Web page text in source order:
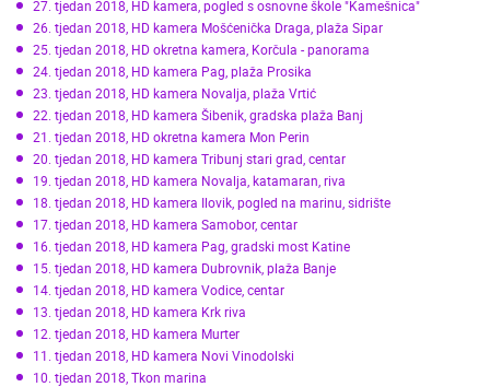
27. tjedan 2018, HD kamera, pogled s osnovne škole "Kamešnica"
26. tjedan 2018, HD kamera Mošćenička Draga, plaža Sipar
25. tjedan 2018, HD okretna kamera, Korčula - panorama
24. tjedan 2018, HD kamera Pag, plaža Prosika
23. tjedan 2018, HD kamera Novalja, plaža Vrtić
22. tjedan 2018, HD kamera Šibenik, gradska plaža Banj
21. tjedan 2018, HD okretna kamera Mon Perin
20. tjedan 2018, HD kamera Tribunj stari grad, centar
19. tjedan 2018, HD kamera Novalja, katamaran, riva
18. tjedan 2018, HD kamera Ilovik, pogled na marinu, sidrište
17. tjedan 2018, HD kamera Samobor, centar
16. tjedan 2018, HD kamera Pag, gradski most Katine
15. tjedan 2018, HD kamera Dubrovnik, plaža Banje
14. tjedan 2018, HD kamera Vodice, centar
13. tjedan 2018, HD kamera Krk riva
12. tjedan 2018, HD kamera Murter
11. tjedan 2018, HD kamera Novi Vinodolski
10. tjedan 2018, Tkon marina